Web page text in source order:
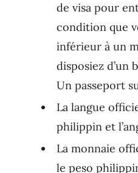
de visa pour
condition que
inférieur à un
disposiez d’un
Un passeport
La langue
philippin et
La monnaie
le peso